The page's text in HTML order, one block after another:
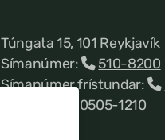
Túngata 15, 101 Reykjavík
Símanúmer:
510-8200
Símanúmer frístundar:
Kennitala 660505-1210